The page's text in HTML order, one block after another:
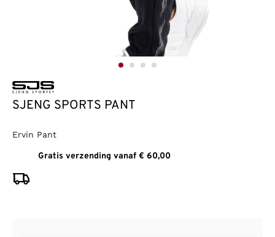
SJENG SPORTS PANT
Ervin Pant
Gratis verzending vanaf € 60,00